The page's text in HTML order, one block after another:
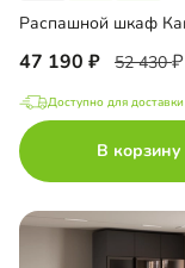
47 190 52 430
Доступно для доставки
В корзину